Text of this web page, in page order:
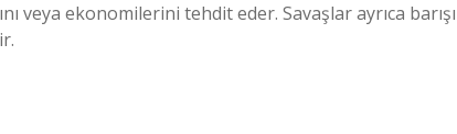
veya ekonomilerini tehdit eder. Savaşlar ayrıca barışı